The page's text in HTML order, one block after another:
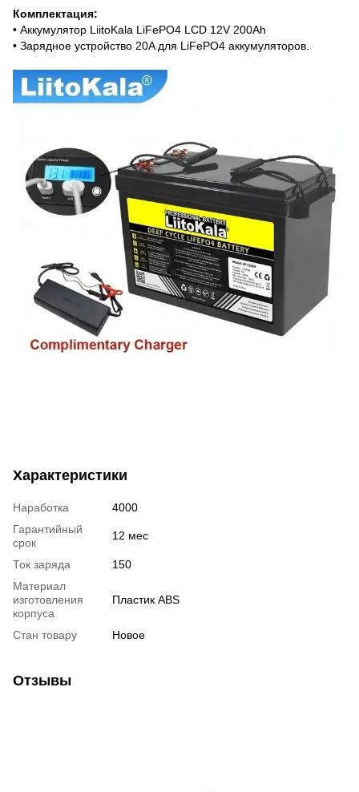
Комплектация:
• Аккумулятор LiitoKala LiFePO4 LCD 12V 200Ah
• Зарядное устройство 20A для LiFePO4 аккумуляторов.
Характеристики
Наработка
4000
Гарантийный
срок
12 мес
Ток заряда
150
Материал
изготовления
корпуса
Пластик ABS
Стан товару Новое
Отзывы